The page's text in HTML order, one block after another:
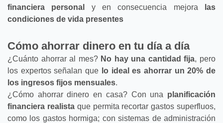
financiera personal
y en consecuencia mejora
las
condiciones de vida presentes
Cómo ahorrar dinero en tu día a día
¿Cuánto ahorrar al mes? No hay una cantidad fija, pero
los expertos señalan que lo ideal es ahorrar un 20% de
los ingresos fijos mensuales.
¿Cómo ahorrar dinero en casa? Con una planificación
financiera realistaque permita recortar gastos superfluos,
como los gastos hormiga; con sistemas de administración